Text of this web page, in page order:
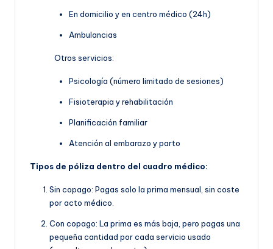
En domicilio y en centro médico (24h)
Ambulancias
Otros servicios:
Psicología (número limitado de sesiones)
Fisioterapia y rehabilitación
Planificación familiar
Atención al embarazo y parto
Tipos de póliza dentro del cuadro médico:
Sin copago: Pagas solo la prima mensual, sin coste
por acto médico.
Con copago: La prima es más baja, pero pagas una
pequeña cantidad por cada servicio usado